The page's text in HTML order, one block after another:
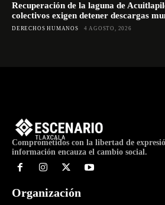
Recuperación de la laguna de
colectivos exigen detener descargas
DERECHOS HUMANOS 4 AGOSTO, 2026
Comprometidos con la libertad de
información encauza el cambio social.
Organización